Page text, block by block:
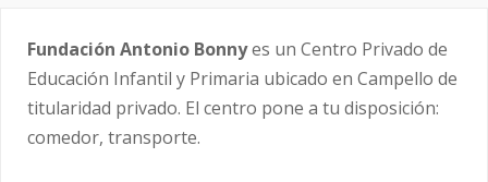
Fundación Antonio Bonnyes un Centro Privado de
Educación Infantil y Primaria ubicado en Campello de
titularidad privado. El centro pone a tu disposición:
comedor, transporte.